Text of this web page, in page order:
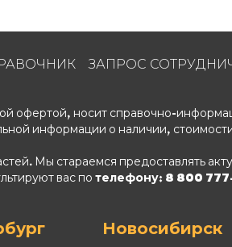
ЗАПРОС
офертой, носит справочно-
информации о наличии,
Мы стараемся предоставлять
вас по телефону: 8 800
Новосибирск